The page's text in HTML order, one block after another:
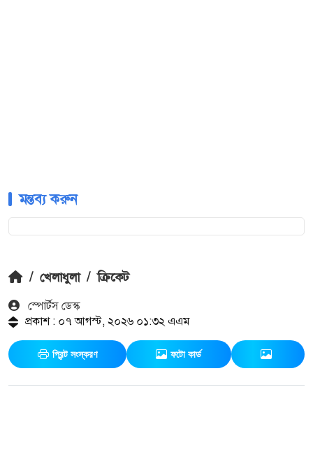
মন্তব্য করুন
/ খেলাধুলা / ক্রিকেট
স্পোর্টস ডেস্ক
প্রকাশ : ০৭ আগস্ট, ২০২৬ ০১:৩২ এএম
প্রিন্ট সংস্করণ ফটো কার্ড